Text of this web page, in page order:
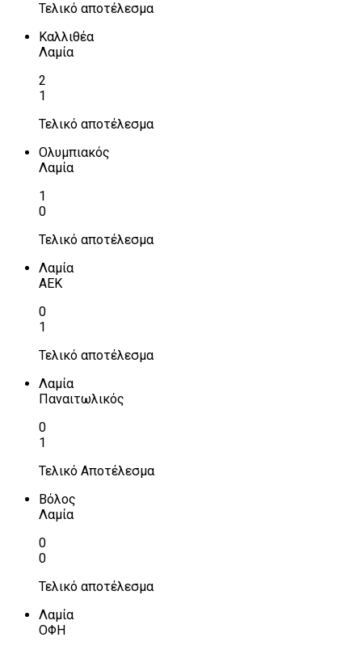
Τελικό αποτέλεσμα
Καλλιθέα
Λαμία
2
1
Τελικό αποτέλεσμα
Ολυμπιακός
Λαμία
1
0
Τελικό αποτέλεσμα
Λαμία
ΑΕΚ
0
1
Τελικό αποτέλεσμα
Λαμία
Παναιτωλικός
0
1
Τελικό Αποτέλεσμα
Βόλος
Λαμία
0
0
Τελικό αποτέλεσμα
Λαμία
ΟΦΗ